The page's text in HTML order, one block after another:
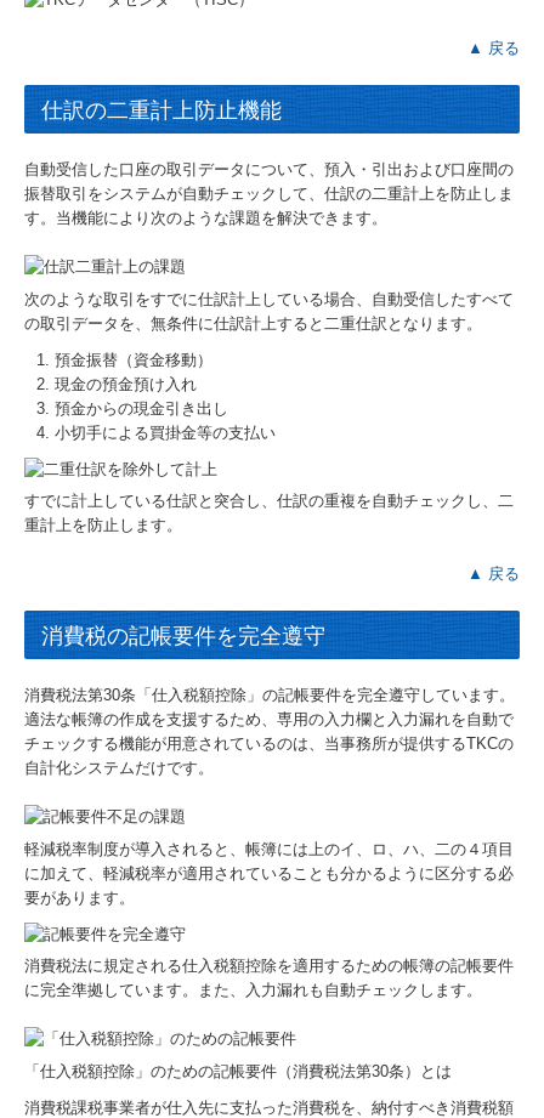
▲ 戻る
仕訳の二重計上防止機能
自動受信した口座の取引データについて、預入・引出および口座間の
振替取引をシステムが自動チェックして、仕訳の二重計上を防止しま
す。当機能により次のような課題を解決できます。
次のような取引をすでに仕訳計上している場合、自動受信したすべて
の取引データを、無条件に仕訳計上すると二重仕訳となります。
預金振替（資金移動）
現金の預金預け入れ
預金からの現金引き出し
小切手による買掛金等の支払い
すでに計上している仕訳と突合し、仕訳の重複を自動チェックし、二
重計上を防止します。
▲ 戻る
消費税の記帳要件を完全遵守
消費税法第30条「仕入税額控除」の記帳要件を完全遵守しています。
適法な帳簿の作成を支援するため、専用の入力欄と入力漏れを自動で
チェックする機能が用意されているのは、当事務所が提供するTKCの
自計化システムだけです。
軽減税率制度が導入されると、帳簿には上のイ、ロ、ハ、二の４項目
に加えて、軽減税率が適用されていることも分かるように区分する必
要があります。
消費税法に規定される仕入税額控除を適用するための帳簿の記帳要件
に完全準拠しています。また、入力漏れも自動チェックします。
「仕入税額控除」のための記帳要件（消費税法第30条）とは
消費税課税事業者が仕入先に支払った消費税を、納付すべき消費税額